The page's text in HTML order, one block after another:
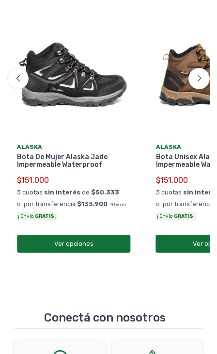
ALASKA
Bota De Mujer Alaska Jade
Impermeable Waterproof
$151.000
3 cuotas sin interés de $50.333
ó por transferencia $135.900 10% OFF
¡ Envío GRATIS !
Ver opciones
ALASKA
Bota Unisex
Impermeable
$151.000
3 cuotas sin
ó por transferencia
¡ Envío GRATIS !
Ver
Conectá con nosotros